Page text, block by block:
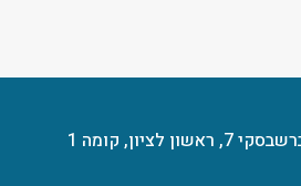
7, ראשון לציון, קומה 1